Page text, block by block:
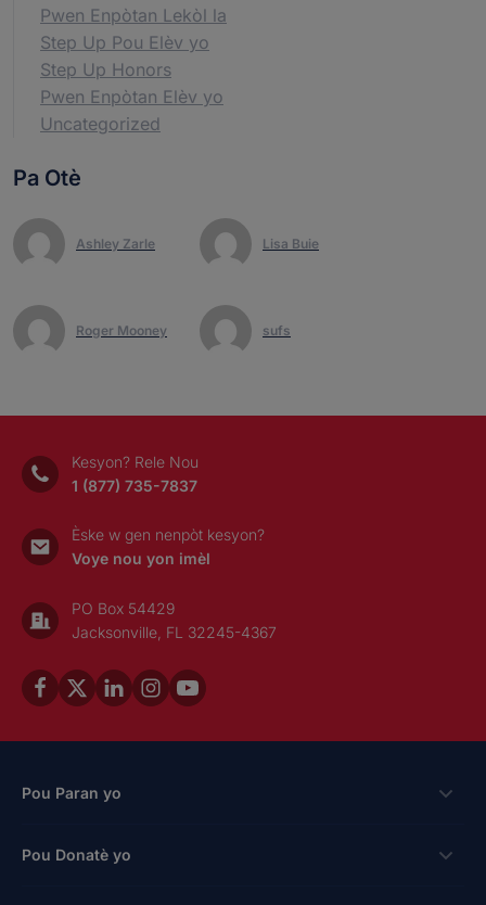
Pwen Enpòtan Lekòl la
Step Up Pou Elèv yo
Step Up Honors
Pwen Enpòtan Elèv yo
Uncategorized
Pa Otè
Ashley Zarle Lisa Buie
Roger Mooney sufs
Kesyon? Rele Nou
1 (877) 735-7837
Èske w gen nenpòt kesyon?
Voye nou yon imèl
PO Box 54429
Jacksonville, FL 32245-4367
Pou Paran yo
Bousdetid
Pou Donatè yo